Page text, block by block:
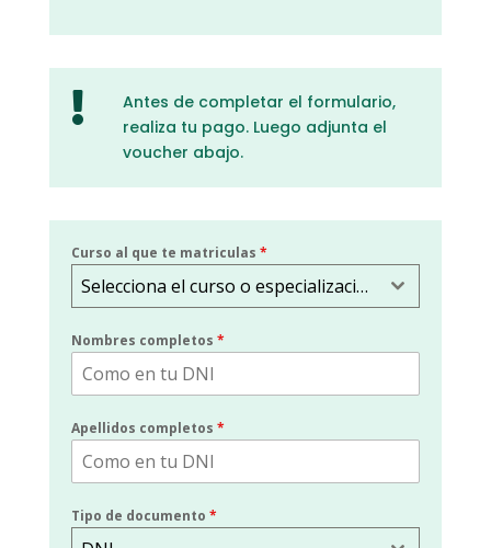

Antes de completar el formulario,
realiza tu pago. Luego adjunta el
voucher abajo.
Curso al que te matriculas *
Selecciona el curso o especialización
Nombres completos *
Apellidos completos *
Tipo de documento *